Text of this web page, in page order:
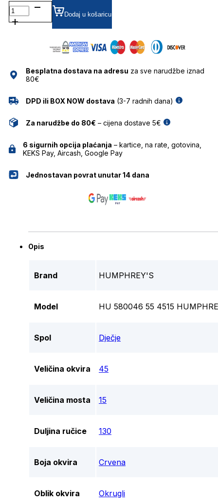
HU580046 DIOPTRIJSKI
OKVIRI
HUMPHREY'S
Dodaj u košaricu
Besplatna dostava na adresu za sve narudžbe iznad
80€
DPD ili BOX NOW dostava (3-7 radnih dana)
Za narudžbe do 80€ – cijena dostave 5€
6 sigurnih opcija plaćanja – kartice, na rate, gotovina,
KEKS Pay, Aircash, Google Pay
Jednostavan povrat unutar 14 dana
Opis
Brand HUMPHREY'S
Model HU 580046 55 4515
Spol Dječje
Veličina okvira 45
Veličina mosta 15
Duljina ručice 130
Boja okvira Crvena
Oblik okvira Okrugli